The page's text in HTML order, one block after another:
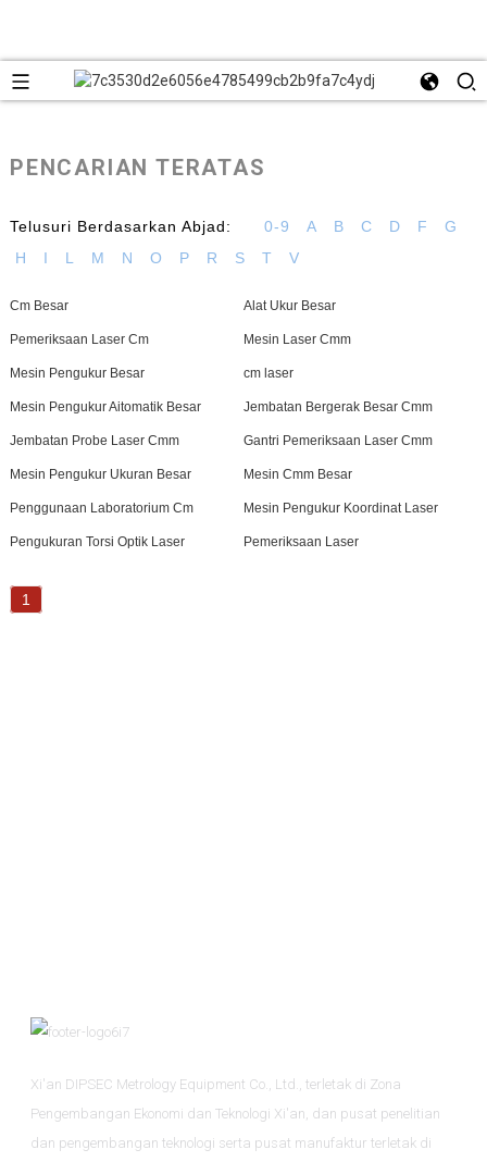
PENCARIAN TERATAS
Telusuri Berdasarkan Abjad: 0-9 A B C D F
G
H
I L M N O P R S T V
Cm Besar Alat Ukur Besar
Pemeriksaan Laser Cm Mesin Laser Cmm
Mesin Pengukur Besar cm laser
Mesin Pengukur Aitomatik Besar Jembatan Bergerak Besar Cmm
Jembatan Probe Laser Cmm Gantri Pemeriksaan Laser Cmm
Mesin Pengukur Ukuran Besar Mesin Cmm Besar
Penggunaan Laboratorium Cm Mesin Pengukur Koordinat Laser
Pengukuran Torsi Optik Laser Pemeriksaan Laser
1
Xi'an DIPSEC Metrology Equipment Co., Ltd., terletak di Zona
Pengembangan Ekonomi dan Teknologi Xi'an, dan pusat penelitian
dan pengembangan teknologi serta pusat manufaktur terletak di